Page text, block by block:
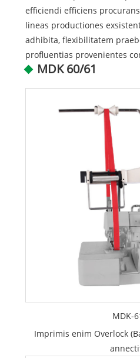
efficiendi efficiens
lineas productiones
adhibita, flexibilitatem
profluentias provenientes
MDK 60/61
MDK-
Imprimis enim Overlock